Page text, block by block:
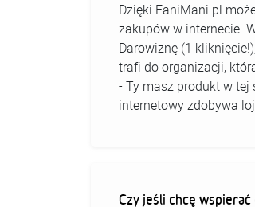
Dzięki FaniMani.pl
zakupów w internecie.
Darowiznę (1
trafi do organizacji,
- Ty masz produkt w tej
internetowy zdobywa
Czy jeśli chcę